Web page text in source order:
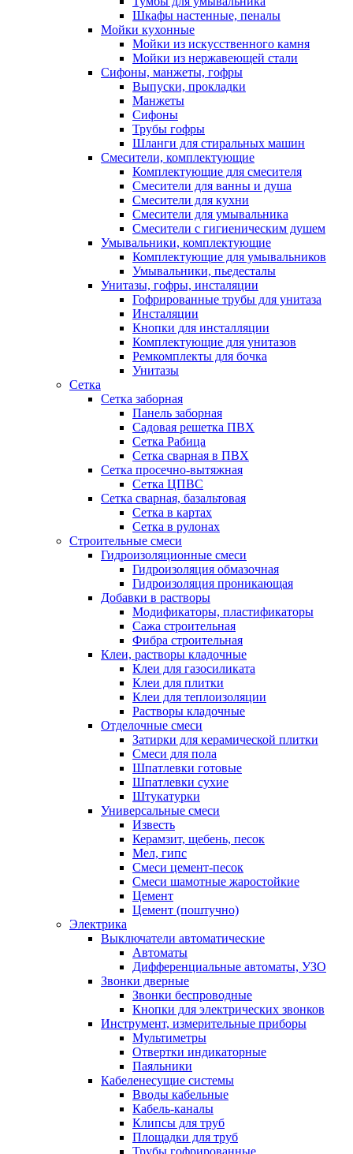
Шкафы настенные, пеналы
Мойки кухонные
Мойки из искусственного камня
Мойки из нержавеющей стали
Сифоны, манжеты, гофры
Выпуски, прокладки
Манжеты
Сифоны
Трубы гофры
Шланги для стиральных машин
Смесители, комплектующие
Комплектующие для смесителя
Смесители для ванны и душа
Смесители для кухни
Смесители для умывальника
Смесители с гигиеническим душем
Умывальники, комплектующие
Комплектующие для умывальников
Умывальники, пьедесталы
Унитазы, гофры, инсталяции
Гофрированные трубы для унитаза
Инсталяции
Кнопки для инсталляции
Комплектующие для унитазов
Ремкомплекты для бочка
Унитазы
Сетка
Сетка заборная
Панель заборная
Садовая решетка ПВХ
Сетка Рабица
Сетка сварная в ПВХ
Сетка просечно-вытяжная
Сетка ЦПВС
Сетка сварная, базальтовая
Сетка в картах
Сетка в рулонах
Строительные смеси
Гидроизоляционные смеси
Гидроизоляция обмазочная
Гидроизоляция проникающая
Добавки в растворы
Модификаторы, пластификаторы
Сажа строительная
Фибра строительная
Клеи, растворы кладочные
Клеи для газосиликата
Клеи для плитки
Клеи для теплоизоляции
Растворы кладочные
Отделочные смеси
Затирки для керамической плитки
Смеси для пола
Шпатлевки готовые
Шпатлевки сухие
Штукатурки
Универсальные смеси
Известь
Керамзит, щебень, песок
Мел, гипс
Смеси цемент-песок
Смеси шамотные жаростойкие
Цемент
Цемент (поштучно)
Электрика
Выключатели автоматические
Автоматы
Дифференциальные автоматы, УЗО
Звонки дверные
Звонки беспроводные
Кнопки для электрических звонков
Инструмент, измерительные приборы
Мультиметры
Отвертки индикаторные
Паяльники
Кабеленесущие системы
Вводы кабельные
Кабель-каналы
Клипсы для труб
Площадки для труб
Трубы гофрированные